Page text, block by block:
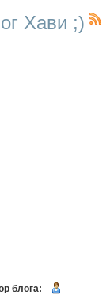
Хави ;)
блога: